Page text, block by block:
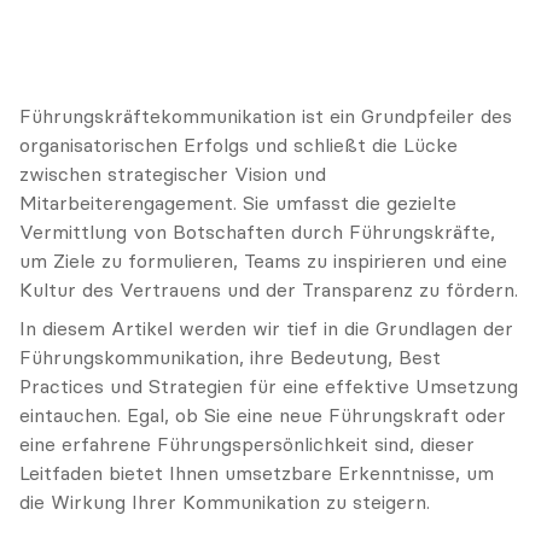
Führungskräftekommunikation ist ein Grundpfeiler des
organisatorischen Erfolgs und schließt die Lücke
zwischen strategischer Vision und
Mitarbeiterengagement. Sie umfasst die gezielte
Vermittlung von Botschaften durch Führungskräfte,
um Ziele zu formulieren, Teams zu inspirieren und eine
Kultur des Vertrauens und der Transparenz zu fördern.
In diesem Artikel werden wir tief in die Grundlagen der
Führungskommunikation, ihre Bedeutung, Best
Practices und Strategien für eine effektive Umsetzung
eintauchen. Egal, ob Sie eine neue Führungskraft oder
eine erfahrene Führungspersönlichkeit sind, dieser
Leitfaden bietet Ihnen umsetzbare Erkenntnisse, um
die Wirkung Ihrer Kommunikation zu steigern.